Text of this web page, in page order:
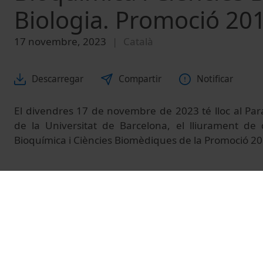
Biologia. Promoció
17 novembre, 2023 Català
Descarregar Compartir Notificar
El divendres 17 de novembre de 2023 té lloc al
de la Universitat de Barcelona, el lliurament de
Bioquímica i Ciències Biomèdiques de la Promoció